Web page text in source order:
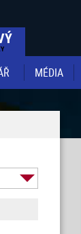
MÉDIA